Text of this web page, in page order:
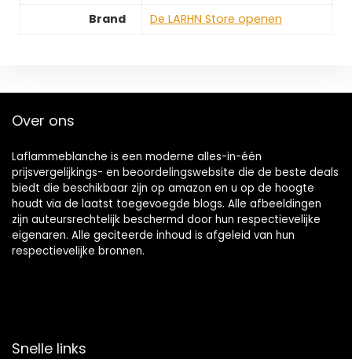
Brand
De LARHN Store openen
Over ons
Laflammeblanche is een moderne alles-in-één
prijsvergelijkings- en beoordelingswebsite die de beste deals
biedt die beschikbaar zijn op amazon en u op de hoogte
houdt via de laatst toegevoegde blogs. Alle afbeeldingen
zijn auteursrechtelijk beschermd door hun respectievelijke
eigenaren. Alle geciteerde inhoud is afgeleid van hun
respectievelijke bronnen.
Snelle links